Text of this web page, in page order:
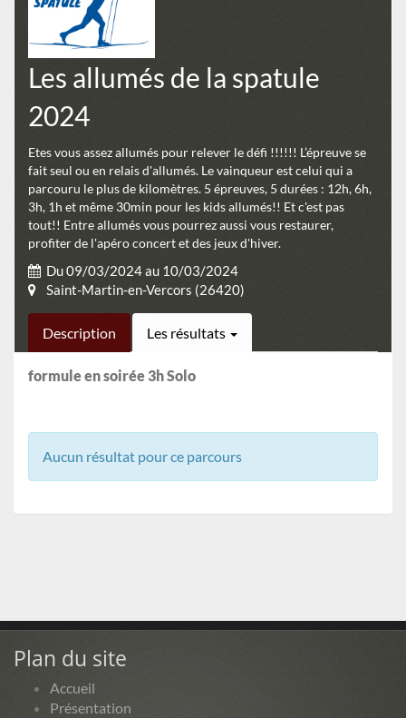
Les allumés de la spatule
2024
Etes vous assez allumés pour relever le défi !!!!!! L’épreuve se
fait seul ou en relais d'allumés. Le vainqueur est celui qui a
parcouru le plus de kilomètres. 5 épreuves, 5 durées : 12h, 6h,
3h, 1h et même 30min pour les kids allumés!! Et c'est pas
tout!! Entre allumés vous pourrez aussi vous restaurer,
profiter de l'apéro concert et des jeux d'hiver.
Du 09/03/2024 au 10/03/2024
Saint-Martin-en-Vercors (26420)
Description Les résultats
formule en soirée 3h Solo
Aucun résultat pour ce parcours
Plan du site
Accueil
Présentation